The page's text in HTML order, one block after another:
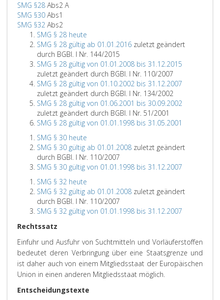
SMG §28 Abs2 A
SMG §30 Abs1
SMG §32 Abs2
SMG § 28 heute
SMG § 28 gültig ab 01.01.2016 zuletzt geändert
durch BGBl. I Nr. 144/2015
SMG § 28 gültig von 01.01.2008 bis 31.12.2015
zuletzt geändert durch BGBl. I Nr. 110/2007
SMG § 28 gültig von 01.10.2002 bis 31.12.2007
zuletzt geändert durch BGBl. I Nr. 134/2002
SMG § 28 gültig von 01.06.2001 bis 30.09.2002
zuletzt geändert durch BGBl. I Nr. 51/2001
SMG § 28 gültig von 01.01.1998 bis 31.05.2001
SMG § 30 heute
SMG § 30 gültig ab 01.01.2008 zuletzt geändert
durch BGBl. I Nr. 110/2007
SMG § 30 gültig von 01.01.1998 bis 31.12.2007
SMG § 32 heute
SMG § 32 gültig ab 01.01.2008 zuletzt geändert
durch BGBl. I Nr. 110/2007
SMG § 32 gültig von 01.01.1998 bis 31.12.2007
Rechtssatz
Einfuhr und Ausfuhr von Suchtmitteln und Vorläuferstoffen
bedeutet deren Verbringung über eine Staatsgrenze und
ist daher auch von einem Mitgliedsstaat der Europäischen
Union in einen anderen Mitgliedsstaat möglich.
Entscheidungstexte